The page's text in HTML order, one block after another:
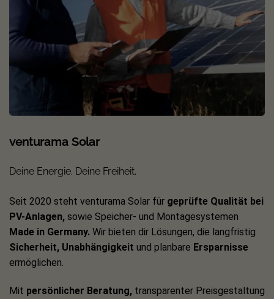
venturama Solar
Deine Energie. Deine Freiheit.
Seit 2020 steht venturama Solar für geprüfte Qualität bei
PV-Anlagen, sowie Speicher- und Montagesystemen
Made in Germany. Wir bieten dir Lösungen, die langfristig
Sicherheit, Unabhängigkeit und planbare Ersparnisse
ermöglichen.
Mit persönlicher Beratung, transparenter Preisgestaltung